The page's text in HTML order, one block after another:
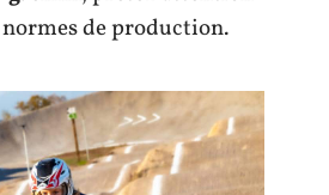
normes de production.